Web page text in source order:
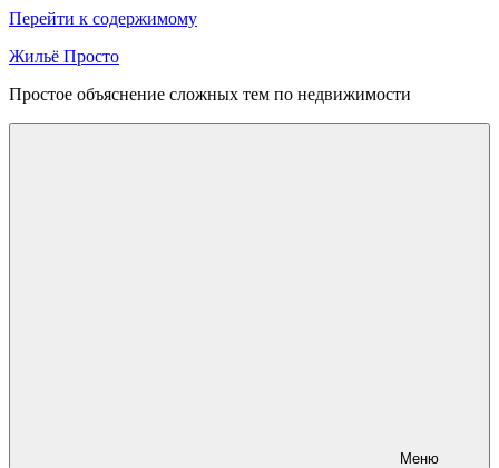
Перейти к содержимому
Жильё Просто
Простое объяснение сложных тем по недвижимости
Меню